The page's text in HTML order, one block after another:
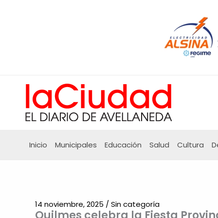
Inicio Municipales Educación Salud Cultura
14 noviembre, 2025 / Sin categoría